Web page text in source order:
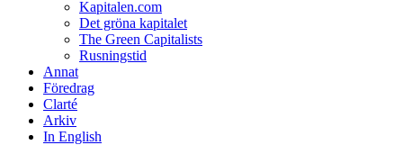
Kapitalen.com
Det gröna kapitalet
The Green Capitalists
Rusningstid
Annat
Föredrag
Clarté
Arkiv
In English